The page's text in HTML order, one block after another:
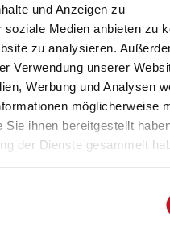
und Anzeigen zu
Medien anbieten zu
zu analysieren.
Verwendung unserer
Werbung und Analysen
möglicherweise
ihnen bereitgestellt
der Dienste gesammelt
-Anzeige-
berichten